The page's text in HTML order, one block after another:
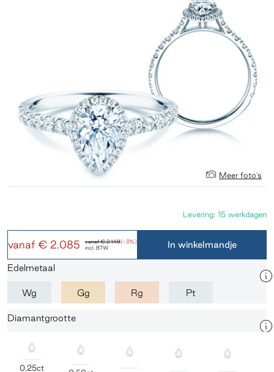
Meer foto's
vanaf€ 2.149(-3%)
vanaf € 2.085 incl. BTW
Levering: 15 werkdagen
In winkelmandje
Edelmetaal
Wg Gg Rg Pt
Diamantgrootte
0,25ct